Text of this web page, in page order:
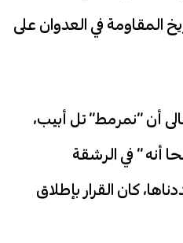
في العدوان على
أن “نمرمط” تل أبيب،
أنه ” في الرشقة
كان القرار بإطلاق